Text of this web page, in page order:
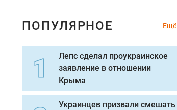
ПОПУЛЯРНОЕ Ещё
Лепс сделал проукраинское
заявление в отношении
Крыма
Украинцев призвали смешать